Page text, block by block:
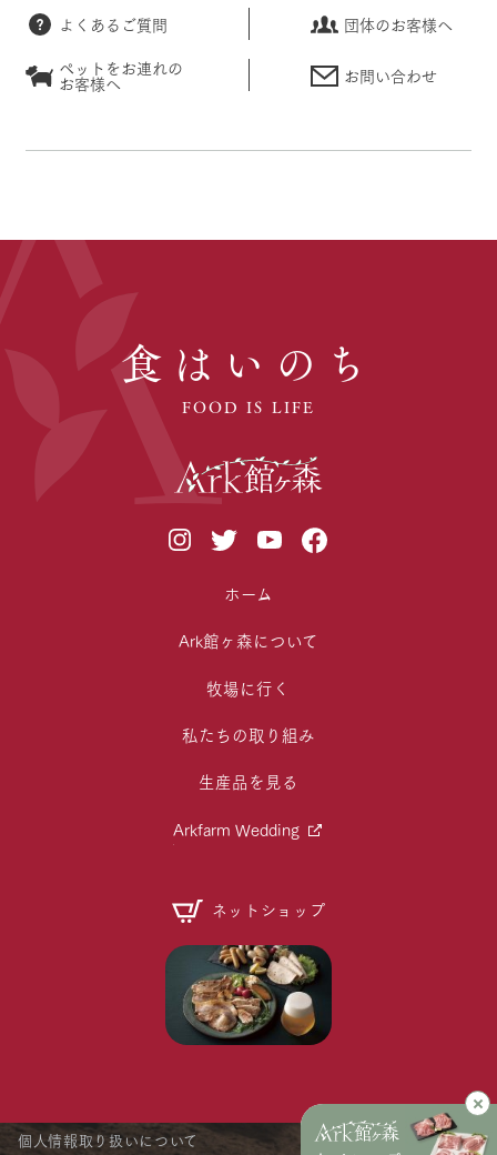
よくあるご質問
団体のお客様へ
ペットをお連れの
お客様へ お問い合わせ
食はいのち
FOOD IS LIFE
ホーム
Ark館ヶ森について
牧場に行く
私たちの取り組み
生産品を見る
Arkfarm Wedding
ネットショップ
個人情報取り扱いについて